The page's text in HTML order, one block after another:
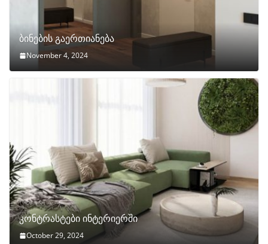
ბინების გაერთიანება
November 4, 2024
კონტრასტები ინტერიერში
October 29, 2024